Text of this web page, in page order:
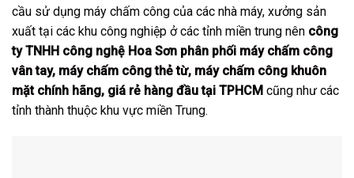
cầu sử dụng máy chấm công của các nhà máy, xưởng sản
xuất tại các khu công nghiệp ở các tỉnh miền trung nên công
ty TNHH công nghệ Hoa Sơn phân phối máy chấm công
vân tay, máy chấm công thẻ từ, máy chấm công khuôn
mặtchính hãng, giá rẻ hàng đầu tại TPHCM cũng như các
tỉnh thành thuộc khu vực miền Trung.